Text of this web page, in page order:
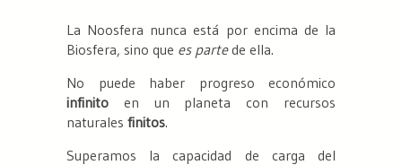
La Noosfera nunca está por encima de la
Biosfera, sino que es partede ella.
No puede haber progreso económico
infinito en un planeta con recursos
naturales finitos.
Superamos la capacidad de carga del